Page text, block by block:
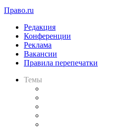
Право.ru
Редакция
Конференции
Реклама
Вакансии
Правила перепечатки
Темы